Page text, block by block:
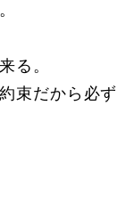
る。
束だから必ず